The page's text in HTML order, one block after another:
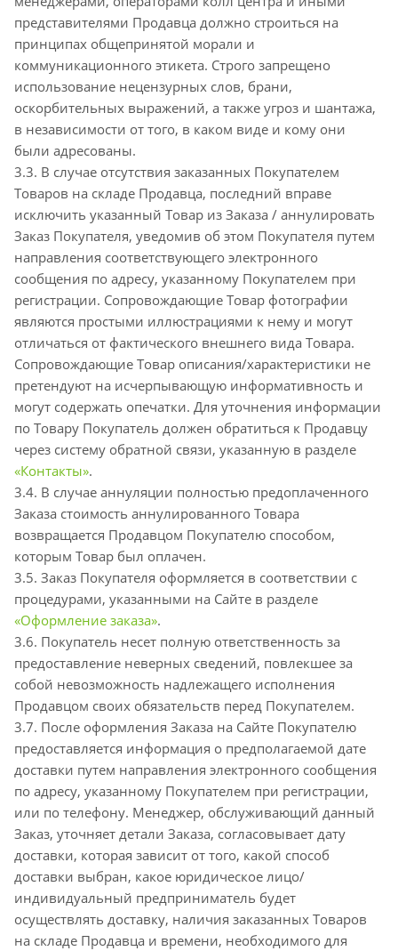
представителями Продавца должно строиться на
принципах общепринятой морали и
коммуникационного этикета. Строго запрещено
использование нецензурных слов, брани,
оскорбительных выражений, а также угроз и шантажа,
в независимости от того, в каком виде и кому они
были адресованы.
3.3. В случае отсутствия заказанных Покупателем
Товаров на складе Продавца, последний вправе
исключить указанный Товар из Заказа / аннулировать
Заказ Покупателя, уведомив об этом Покупателя путем
направления соответствующего электронного
сообщения по адресу, указанному Покупателем при
регистрации. Сопровождающие Товар фотографии
являются простыми иллюстрациями к нему и могут
отличаться от фактического внешнего вида Товара.
Сопровождающие Товар описания/характеристики не
претендуют на исчерпывающую информативность и
могут содержать опечатки. Для уточнения информации
по Товару Покупатель должен обратиться к Продавцу
через систему обратной связи, указанную в разделе
«Контакты».
3.4. В случае аннуляции полностью предоплаченного
Заказа стоимость аннулированного Товара
возвращается Продавцом Покупателю способом,
которым Товар был оплачен.
3.5. Заказ Покупателя оформляется в соответствии с
процедурами, указанными на Сайте в разделе
«Оформление заказа».
3.6. Покупатель несет полную ответственность за
предоставление неверных сведений, повлекшее за
собой невозможность надлежащего исполнения
Продавцом своих обязательств перед Покупателем.
3.7. После оформления Заказа на Сайте Покупателю
предоставляется информация о предполагаемой дате
доставки путем направления электронного сообщения
по адресу, указанному Покупателем при регистрации,
или по телефону. Менеджер, обслуживающий данный
Заказ, уточняет детали Заказа, согласовывает дату
доставки, которая зависит от того, какой способ
доставки выбран, какое юридическое лицо/
индивидуальный предприниматель будет
осуществлять доставку, наличия заказанных Товаров
на складе Продавца и времени, необходимого для